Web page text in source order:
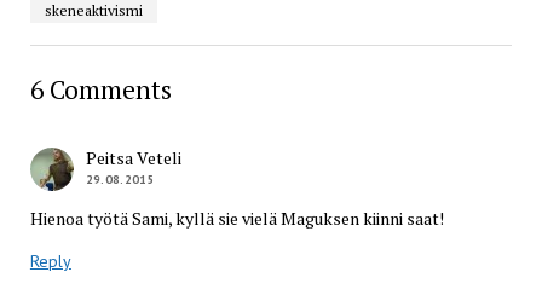
skeneaktivismi
6 Comments
Peitsa Veteli
29.08.2015
Hienoa työtä Sami, kyllä sie vielä Maguksen kiinni saat!
Reply